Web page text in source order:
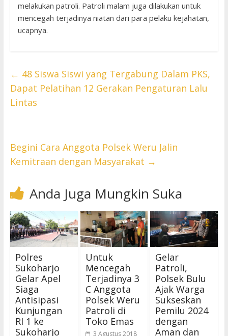
melakukan patroli. Patroli malam juga dilakukan untuk
mencegah terjadinya niatan dari para pelaku kejahatan,
ucapnya.
← 48 Siswa Siswi yang Tergabung Dalam PKS,
Dapat Pelatihan 12 Gerakan Pengaturan Lalu
Lintas
Begini Cara Anggota Polsek Weru Jalin
Kemitraan dengan Masyarakat →
Anda Juga Mungkin Suka
Polres
Sukoharjo
Gelar Apel
Siaga
Antisipasi
Kunjungan
RI 1 ke
Sukoharjo
Untuk
Mencegah
Terjadinya 3
C Anggota
Polsek Weru
Patroli di
Toko Emas
3 Agustus 2018
Gelar
Patroli,
Polsek Bulu
Ajak Warga
Sukseskan
Pemilu 2024
dengan
Aman dan